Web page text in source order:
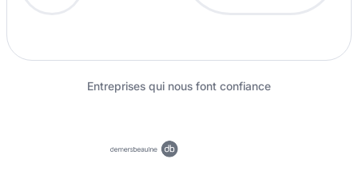
Entreprises qui nous font confiance